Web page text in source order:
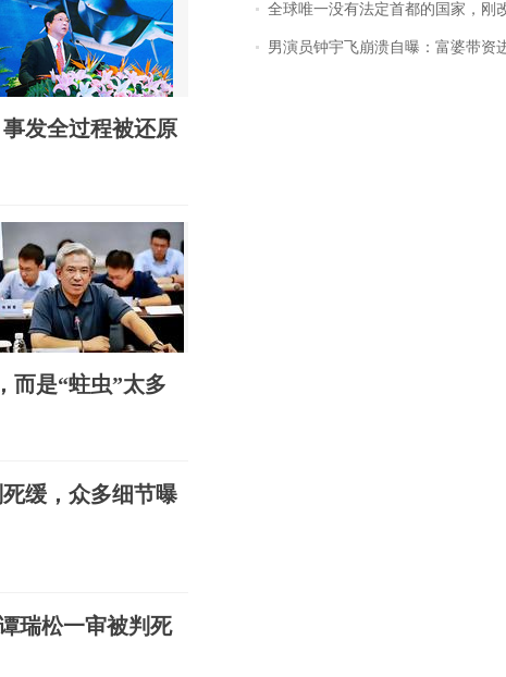
发全过程被还原
而是“蛀虫”太多
缓，众多细节曝
瑞松一审被判死
全球唯一没有法定首都的国家，刚改国名，总统就邀请中国大使骑行绕了几乎整个国境线一圈，还曾
男演员钟宇飞崩溃自曝：富婆带资进组当女主角，50多集短剧强加60余场吻戏......不敢